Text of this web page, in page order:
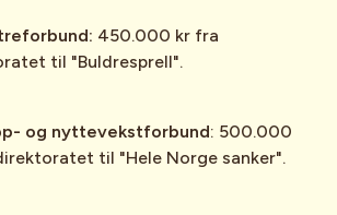
450.000 kr fra
til "Buldresprell".
og nyttevekstforbund: 500.000
til "Hele Norge sanker".